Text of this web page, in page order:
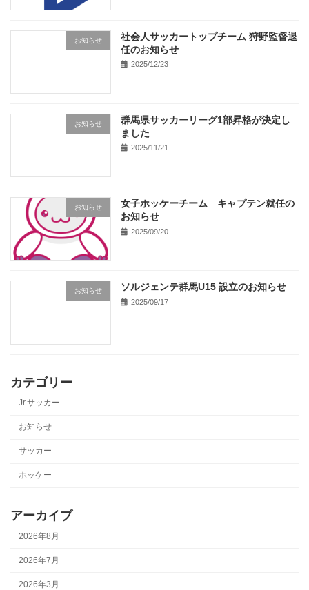
お知らせ
社会人サッカートップチーム 狩野監督退
任のお知らせ
2025/12/23
お知らせ
群馬県サッカーリーグ1部昇格が決定し
ました
2025/11/21
お知らせ
女子ホッケーチーム キャプテン就任の
お知らせ
2025/09/20
お知らせ ソルジェンテ群馬U15 設立のお知らせ
2025/09/17
カテゴリー
Jr.サッカー
お知らせ
サッカー
ホッケー
アーカイブ
2026年8月
2026年7月
2026年3月